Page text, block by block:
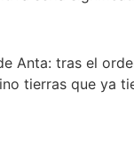
Anta: tras el
tierras que ya